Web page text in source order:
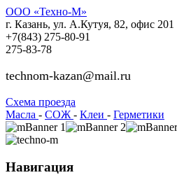
ООО «Техно-М»
г. Казань, ул. А.Кутуя, 82, офис 201
+7(843) 275-80-91
275-83-78
technom-kazan@mail.ru
Cхема проезда
Масла - СОЖ - Клеи - Герметики
Навигация